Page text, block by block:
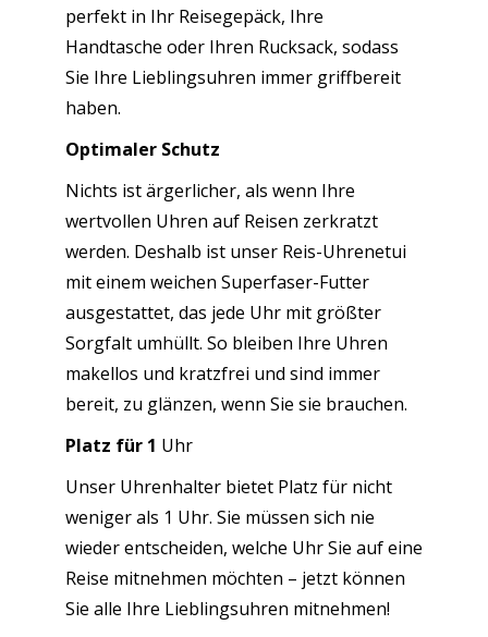
perfekt in Ihr Reisegepäck, Ihre
Handtasche oder Ihren Rucksack, sodass
Sie Ihre Lieblingsuhren immer griffbereit
haben.
Optimaler Schutz
Nichts ist ärgerlicher, als wenn Ihre
wertvollen Uhren auf Reisen zerkratzt
werden. Deshalb ist unser Reis-Uhrenetui
mit einem weichen Superfaser-Futter
ausgestattet, das jede Uhr mit größter
Sorgfalt umhüllt. So bleiben Ihre Uhren
makellos und kratzfrei und sind immer
bereit, zu glänzen, wenn Sie sie brauchen.
Platz für 1 Uhr
Unser Uhrenhalter bietet Platz für nicht
weniger als 1 Uhr. Sie müssen sich nie
wieder entscheiden, welche Uhr Sie auf eine
Reise mitnehmen möchten – jetzt können
Sie alle Ihre Lieblingsuhren mitnehmen!